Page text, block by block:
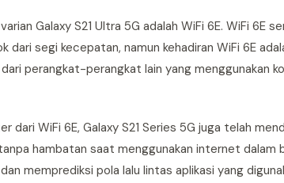
Galaxy S21 Ultra 5G adalah WiFi 6E. WiFi 6E
segi kecepatan, namun kehadiran WiFi 6E
perangkat-perangkat lain yang menggunakan
dari WiFi 6E, Galaxy S21 Series 5G juga telah
hambatan saat menggunakan internet dalam
memprediksi pola lalu lintas aplikasi yang